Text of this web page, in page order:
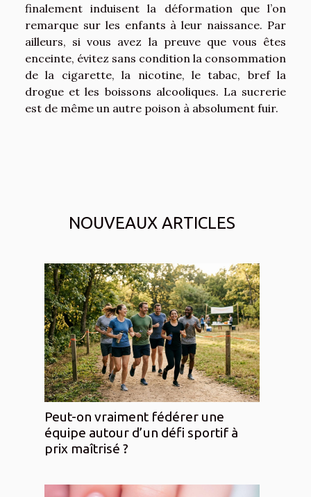
finalement induisent la déformation que l’on
remarque sur les enfants à leur naissance. Par
ailleurs, si vous avez la preuve que vous êtes
enceinte, évitez sans condition la consommation
de la cigarette, la nicotine, le tabac, bref la
drogue et les boissons alcooliques. La sucrerie
est de même un autre poison à absolument fuir.
NOUVEAUX ARTICLES
Peut-on vraiment fédérer une
équipe autour d’un défi sportif à
prix maîtrisé ?